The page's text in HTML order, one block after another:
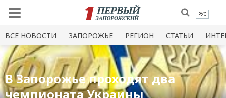
РУС
ВСЕ НОВОСТИ ЗАПОРОЖЬЕ РЕГИОН СТАТЬИ
В Запорожье проходят два
чемпионата Украины